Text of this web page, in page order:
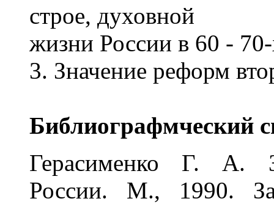
строе, духовной
жизни России в 60 - 70-
3. Значение реформ
Библиографмческий
Герасименко Г. А.
России. М., 1990.